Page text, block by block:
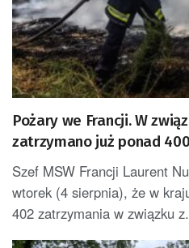
Pożary we Francji. W
zatrzymano już ponad
Szef MSW Francji Laurent
wtorek (4 sierpnia), że w
402 zatrzymania w związku